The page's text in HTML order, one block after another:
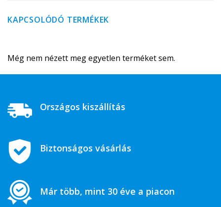
KAPCSOLÓDÓ TERMÉKEK
Még nem nézett meg egyetlen terméket sem.
Országos kiszállítás
Biztonságos vásárlás
Már több, mint 30 éve a piacon